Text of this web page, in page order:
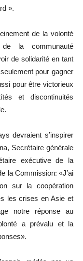
».
de la volonté
la communauté
de solidarité en tant
pour gagner
pour être victorieux
et discontinuités
devraient s’inspirer
Secrétaire générale
exécutive de la
la Commission: «J’ai
sur la coopération
les crises en Asie et
notre réponse au
a prévalu et la